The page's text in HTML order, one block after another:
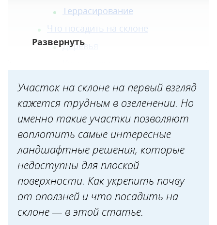
Террасирование
Что посадить на склоне
Деревья
Декоративные многолетники и
злаки
Участок на склоне на первый взгляд
кажется трудным в озеленении. Но
именно такие участки позволяют
воплотить самые интересные
ландшафтные решения, которые
недоступны для плоской
поверхности. Как укрепить почву
от оползней и что посадить на
склоне — в этой статье.